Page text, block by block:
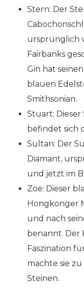
Stern: Der
ursprünglich
Fairbanks
Gin hat
blauen
Smithsonian.
Stuart:
befindet sich
Sultan: Der
Diamant,
und jetzt im
Zoe: Dieser
Hongkonger
und nach
benannt. Der
Faszination
machte sie
Steinen.